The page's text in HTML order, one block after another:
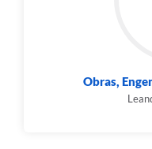
Obras,